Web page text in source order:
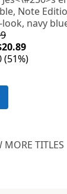
Note
navy
(51%)
MORE TITLES